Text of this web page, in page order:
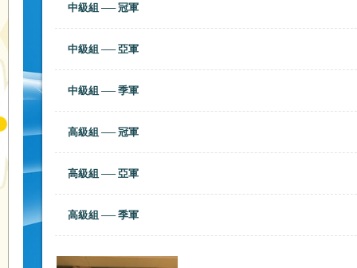
中級組 ── 冠軍
中級組 ── 亞軍
中級組 ── 季軍
高級組 ── 冠軍
高級組 ── 亞軍
高級組 ── 季軍